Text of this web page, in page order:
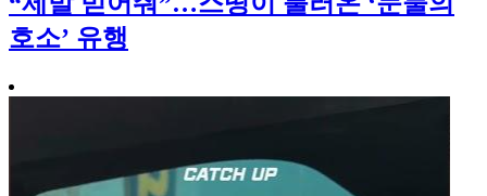
호소’ 유행